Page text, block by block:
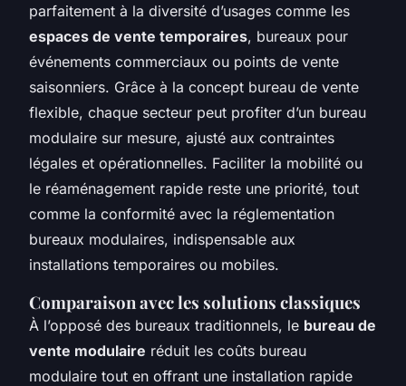
parfaitement à la diversité d’usages comme les
espaces de vente temporaires, bureaux pour
événements commerciaux ou points de vente
saisonniers. Grâce à la concept bureau de vente
flexible, chaque secteur peut profiter d’un bureau
modulaire sur mesure, ajusté aux contraintes
légales et opérationnelles. Faciliter la mobilité ou
le réaménagement rapide reste une priorité, tout
comme la conformité avec la réglementation
bureaux modulaires, indispensable aux
installations temporaires ou mobiles.
Comparaison avec les solutions classiques
À l’opposé des bureaux traditionnels, le bureau de
vente modulaire réduit les coûts bureau
modulaire tout en offrant une installation rapide